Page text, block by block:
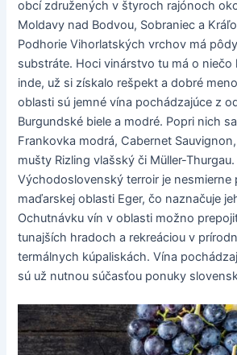
obcí združených v štyroch rajónoch
Moldavy nad Bodvou, Sobraniec a
Podhorie Vihorlatských vrchov má
substráte. Hoci vinárstvo tu má o niečo
inde, už si získalo rešpekt a dobré
oblasti sú jemné vína pochádzajúce z
Burgundské biele a modré. Popri nich
Frankovka modrá, Cabernet
mušty Rizling vlašský či Müller-Thurgau.
Východoslovenský terroir je nesmierne
maďarskej oblasti Eger, čo naznačuje
Ochutnávku vín v oblasti možno
tunajších hradoch a rekreáciou v
termálnych kúpaliskách. Vína
sú už nutnou súčasťou ponuky